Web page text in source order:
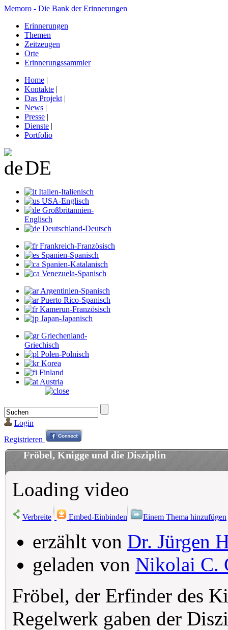
Memoro - Die Bank der Erinnerungen
Erinnerungen
Themen
Zeitzeugen
Orte
Erinnerungssammler
Home |
Kontakte |
Das Projekt |
News |
Presse |
Dienste |
Portfolio
DE
Italien-Italienisch
USA-Englisch
Großbritannien-
Englisch
Deutschland-Deutsch
Frankreich-Französisch
Spanien-Spanisch
Spanien-Katalanisch
Venezuela-Spanisch
Argentinien-Spanisch
Puerto Rico-Spanisch
Kamerun-Französisch
Japan-Japanisch
Griechenland-
Griechisch
Polen-Polnisch
Korea
Finland
Austria
Login
Registrieren
Fröbel, Knigge und die Disziplin
Loading video
Verbreite Embed-Einbinden Einem Thema hinzufügen
erzählt von Dr. Jürgen
geladen von Nikolai C.
Fröbel, der Erfinder des
Regelwerk gaben der